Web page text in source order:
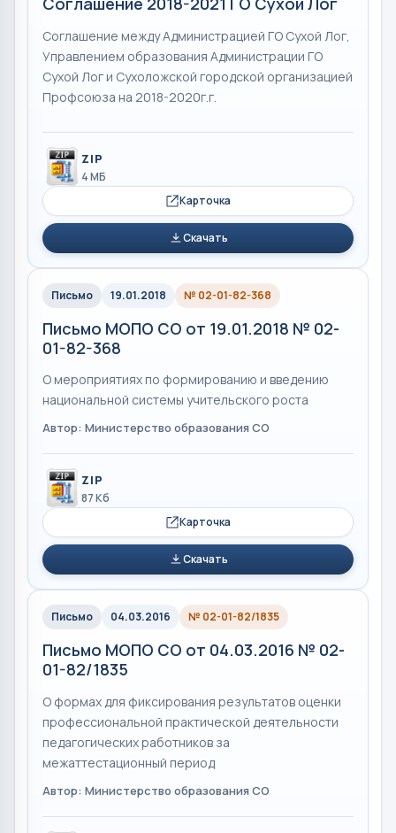
Соглашение между Администрацией ГО Сухой Лог,
Управлением образования Администрации ГО
Сухой Лог и Сухоложской городской организацией
Профсоюза на 2018-2020г.г.
ZIP
4 МБ
Карточка
Скачать
Письмо 19.01.2018 № 02-01-82-368
Письмо МОПО СО от 19.01.2018 № 02-
01-82-368
О мероприятиях по формированию и введению
национальной системы учительского роста
Автор: Министерство образования СО
ZIP
87 Кб
Карточка
Скачать
Письмо 04.03.2016 № 02-01-82/1835
Письмо МОПО СО от 04.03.2016 № 02-
01-82/1835
О формах для фиксирования результатов оценки
профессиональной практической деятельности
педагогических работников за
межаттестационный период
Автор: Министерство образования СО